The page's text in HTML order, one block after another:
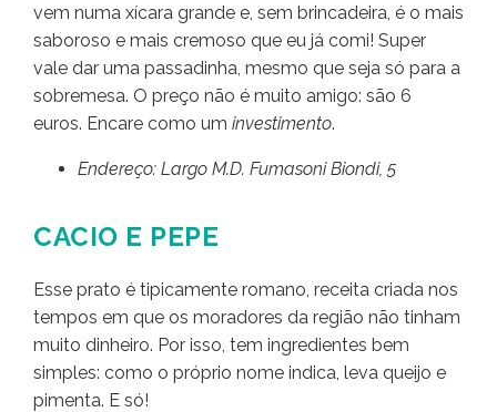
vem numa xícara grande e, sem brincadeira, é o mais
saboroso e mais cremoso que eu já comi! Super
vale dar uma passadinha, mesmo que seja só para a
sobremesa. O preço não é muito amigo: são 6
euros. Encare como um investimento.
Endereço: Largo M.D. Fumasoni Biondi, 5
CACIO E PEPE
Esse prato é tipicamente romano, receita criada nos
tempos em que os moradores da região não tinham
muito dinheiro. Por isso, tem ingredientes bem
simples: como o próprio nome indica, leva queijo e
pimenta. E só!